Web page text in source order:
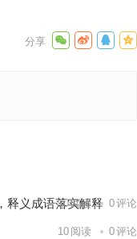
释义成语落实解释
10阅读 0评论
10 阅读 0评论